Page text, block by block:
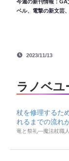
今週の新刊情報：GA
ベル、電撃の新文芸
2023/11/13
ラノベユ
杖を修理するた
れるまでの流れ
竜と祭礼―魔法杖職